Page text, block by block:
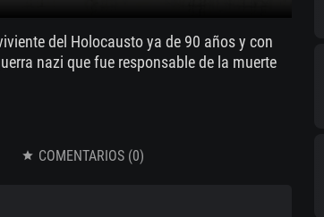
del Holocausto ya de 90 años y con
nazi que fue responsable de la muerte
star COMENTARIOS (0)